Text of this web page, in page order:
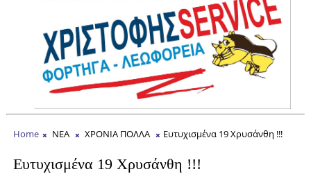
Home ΝΕΑ ΧΡΟΝΙΑ ΠΟΛΛΑ Ευτυχισμένα 19 Χρυσάνθη !!!
Ευτυχισμένα 19 Χρυσάνθη !!!